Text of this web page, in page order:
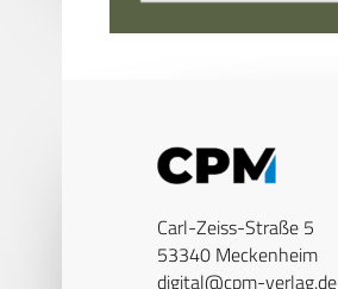
Carl-Zeiss-Straße 5
53340 Meckenheim
digital@cpm-verlag.de